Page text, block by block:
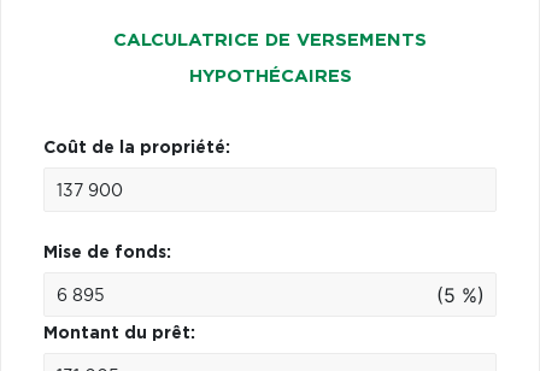
CALCULATRICE DE VERSEMENTS
HYPOTHÉCAIRES
Coût de la propriété:
Mise de fonds:
(5 %)
Montant du prêt: